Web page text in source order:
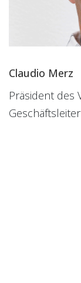
Claudio Merz
Präsident des
Geschäftsleiter